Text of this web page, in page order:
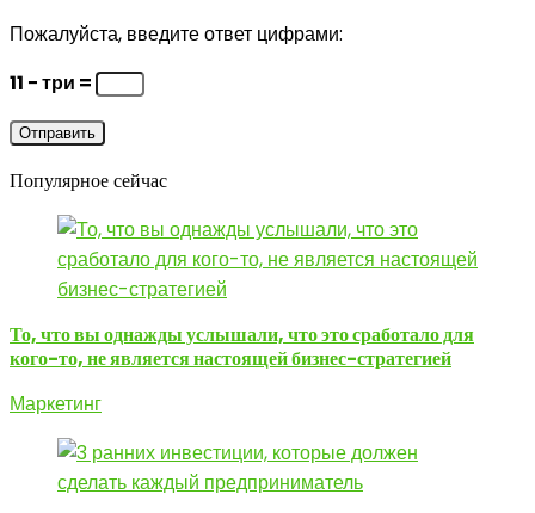
Пожалуйста, введите ответ цифрами:
11 − три =
Популярное сейчас
То, что вы однажды услышали, что это сработало для
кого-то, не является настоящей бизнес-стратегией
Маркетинг